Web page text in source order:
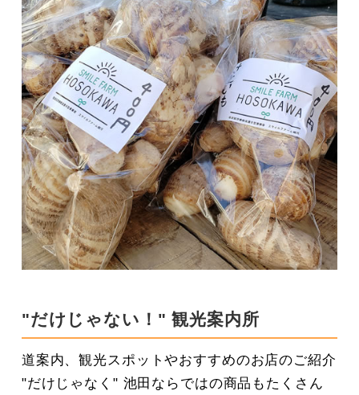
"だけじゃない！" 観光案内所
道案内、観光スポットやおすすめのお店のご紹介
"だけじゃなく" 池田ならではの商品もたくさん